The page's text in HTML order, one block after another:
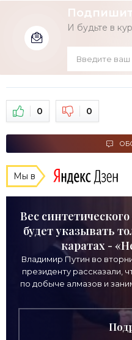
И будьте в
0 0
Мы в
Вес
будет указывать
каратах -
Владимир Путин во
президенту рассказали,
по добыче алмазов и